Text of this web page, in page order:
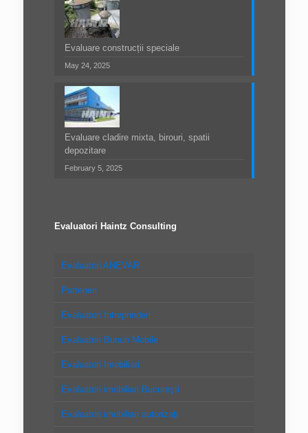
Evaluare construcții speciale
May 24, 2025
Evaluare cladire mixta, birouri, spatii
depozitare
February 5, 2025
Evaluatori Haintz Consulting
Evaluatori ANEVAR
Parteneri
Evaluatori Intreprinderi
Evaluatori Bunuri Mobile
Evaluatori Imobiliari
Evaluatori imobiliari Bucureşti
Evaluatori imobiliari autorizaţi